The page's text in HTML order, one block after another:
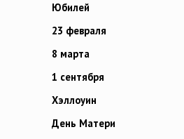
Юбилей
23 февраля
8 марта
1 сентября
Хэллоуин
День Матери